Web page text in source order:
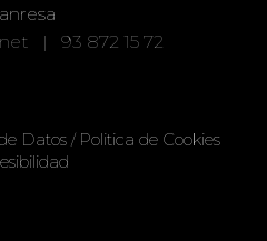
| 93 872 15 72
Datos / Politica de Cookies